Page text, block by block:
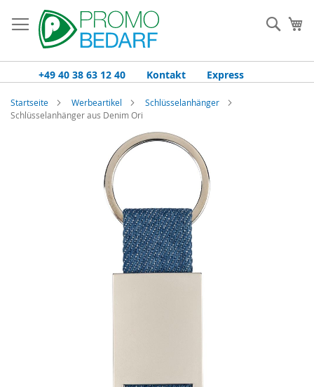
Inhalt
springen
+49 40 38 63 12 40 Kontakt Express
Startseite Werbeartikel
Schlüsselanhänger
Schlüsselanhänger aus Denim Ori